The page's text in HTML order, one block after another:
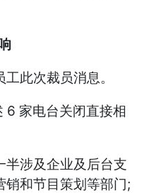
此次裁员消息。
6 家电台关闭直接相
半涉及企业及后台支
销和节目策划等部门;